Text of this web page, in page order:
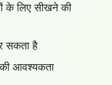
के लिए सीखने की
सकता है
आवश्यकता